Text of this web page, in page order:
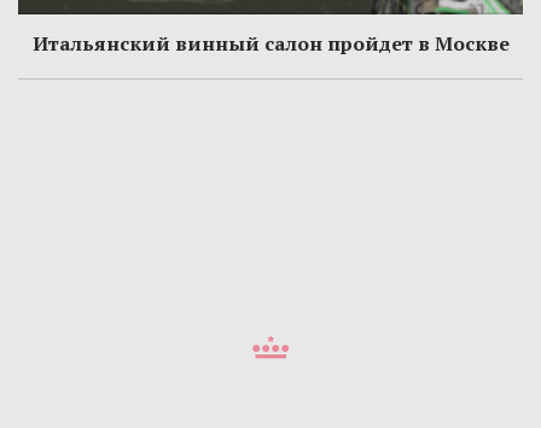
Итальянский винный салон пройдет в Москве